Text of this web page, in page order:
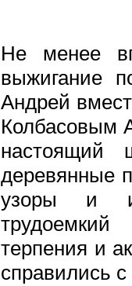
Не менее
выжигание
Андрей
Колбасовым
настоящий
деревянные
узоры и
терпения и
справились